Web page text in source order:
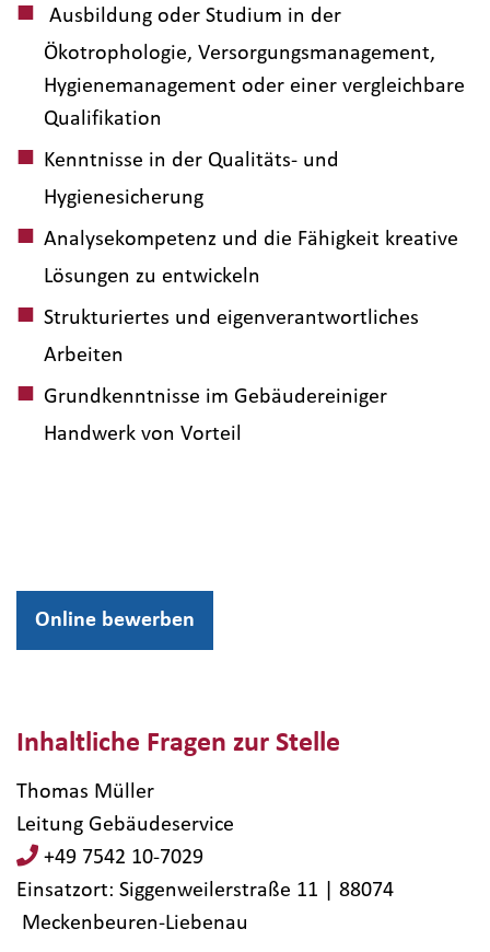
Ausbildung oder Studium in der
Ökotrophologie, Versorgungsmanagement,
Hygienemanagement oder einer vergleichbare
Qualifikation
Kenntnisse in der Qualitäts- und
Hygienesicherung
Analysekompetenz und die Fähigkeit kreative
Lösungen zu entwickeln
Strukturiertes und eigenverantwortliches
Arbeiten
Grundkenntnisse im Gebäudereiniger
Handwerk von Vorteil
Inhaltliche Fragen zur Stelle
Thomas Müller
Leitung Gebäudeservice
+49 7542 10-7029
Einsatzort: Siggenweilerstraße 11 | 88074​
Meckenbeuren-Liebenau
Online bewerben